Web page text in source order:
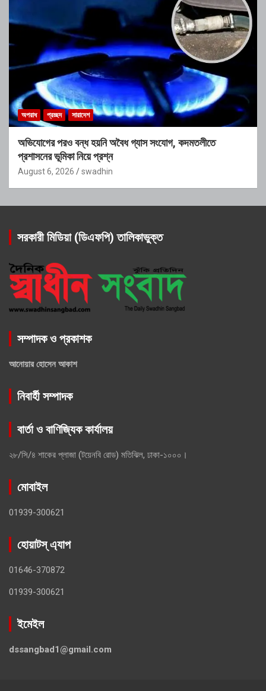
অপরাধ প্রচ্ছদ সারাদেশ
অভিযোগের পরও বন্ধ হয়নি অবৈধ গ্যাস সংযোগ, কদমতলীতে
প্রশাসনের ভূমিকা নিয়ে প্রশ্ন
August 6, 2026 swadhin
সরকারী মিডিয়া (ডিএফপি) তালিকাভুক্ত
সম্পাদক ও প্রকাশক
আনোয়ার হোসেন আকাশ
নিবার্হী সম্পাদক
বার্তা ও বাণিজ্যিক কার্যালয়
২৮/সি/৪ শাকের প্লাজা (টয়েনবি রোড) মতিঝিল, ঢাকা-১০০০।
মোবাইল
01939-300621
হোয়াটস্ এ্যাপ
01646-370872
01939-300621
ইমেইল
dssangbad1@gmail.com